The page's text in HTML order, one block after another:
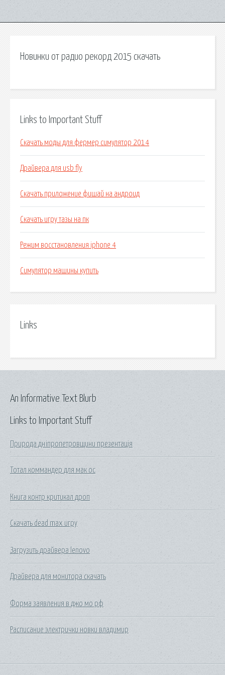
Новинки от радио рекорд 2015 скачать
Links to Important Stuff
Скачать моды для фермер симулятор 2014
Драйвера для usb fly
Скачать приложение фишай на андроид
Скачать игру тазы на пк
Режим восстановления iphone 4
Симулятор машины купить
Links
Links to Important Stuff
Природа дніпропетровщини презентація
Тотал коммандер для мак ос
Книга контр критикал дроп
Скачать dead max игру
Загрузить драйвера lenovo
Драйвера для монитора скачать
Форма заявления в джо мо рф
Расписание электрички новки владимир
An Informative Text Blurb